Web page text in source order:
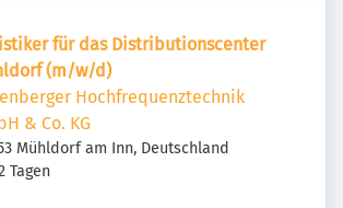
für das Distributionscenter
(m/w/d)
Hochfrequenztechnik
& Co. KG
Mühldorf am Inn, Deutschland
Tagen